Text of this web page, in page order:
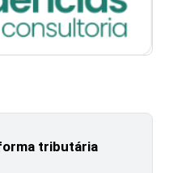
tributária